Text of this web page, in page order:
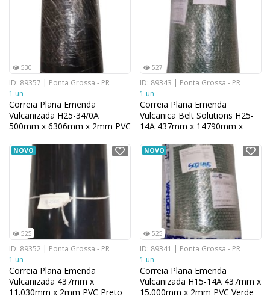
530
ID: 89357 | Ponta Grossa - PR
1 un
Correia Plana Emenda
Vulcanizada H25-34/0A
500mm x 6306mm x 2mm PVC
527
ID: 89343 | Ponta Grossa - PR
1 un
Correia Plana Emenda
Vulcanica Belt Solutions H25-
14A 437mm x 14790mm x
NOVO
525
ID: 89352 | Ponta Grossa - PR
1 un
Correia Plana Emenda
Vulcanizada 437mm x
11.030mm x 2mm PVC Preto
NOVO
525
ID: 89341 | Ponta Grossa - PR
1 un
Correia Plana Emenda
Vulcanizada H15-14A 437mm x
15.000mm x 2mm PVC Verde